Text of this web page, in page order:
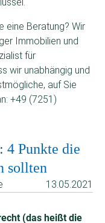
eine Beratung? Wir
Immobilien und
für
wir unabhängig und
auf Sie
+49 (7251)
Punkte die
sollten
13.05.2021
(das heißt die